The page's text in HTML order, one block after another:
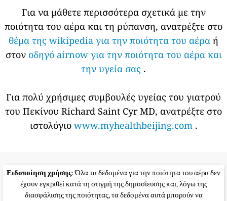
Για να μάθετε περισσότερα σχετικά με την
ποιότητα του αέρα και τη ρύπανση, ανατρέξτε στο
θέμα της wikipedia για την ποιότητα του αέρα ή
στον οδηγό airnow για την ποιότητα του αέρα και
την υγεία σας .
Για πολύ χρήσιμες συμβουλές υγείας του γιατρού
του Πεκίνου Richard Saint Cyr MD, ανατρέξτε στο
ιστολόγιο www.myhealthbeijing.com.
Ειδοποίηση χρήσης: Όλα τα δεδομένα για την ποιότητα του αέρα δεν
έχουν εγκριθεί κατά τη στιγμή της δημοσίευσης και, λόγω της
διασφάλισης της ποιότητας, τα δεδομένα αυτά μπορούν να